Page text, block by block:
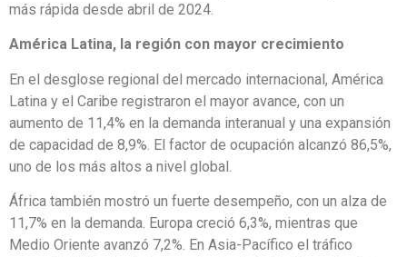
más rápida desde abril de 2024.
América Latina, la región con mayor crecimiento
En el desglose regional del mercado internacional, América
Latina y el Caribe registraron el mayor avance, con un
aumento de 11,4% en la demanda interanual y una expansión
de capacidad de 8,9%. El factor de ocupación alcanzó 86,5%,
uno de los más altos a nivel global.
África también mostró un fuerte desempeño, con un alza de
11,7% en la demanda. Europa creció 6,3%, mientras que
Medio Oriente avanzó 7,2%. En Asia-Pacífico el tráfico